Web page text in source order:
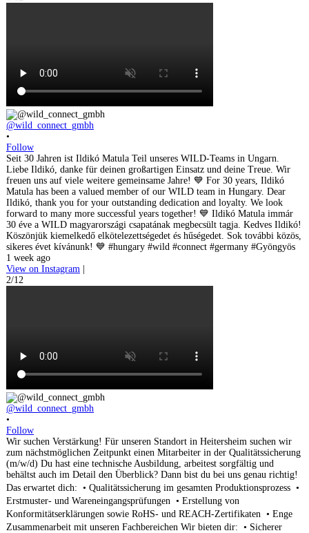
@wild_connect_gmbh
•
Follow
Seit 30 Jahren ist Ildikó Matula Teil unseres WILD-Teams in Ungarn.
Liebe Ildikó, danke für deinen großartigen Einsatz und deine Treue. Wir
freuen uns auf viele weitere gemeinsame Jahre! 💙 For 30 years, Ildikó
Matula has been a valued member of our WILD team in Hungary. Dear
Ildikó, thank you for your outstanding dedication and loyalty. We look
forward to many more successful years together! 💙 Ildikó Matula immár
30 éve a WILD magyarországi csapatának megbecsült tagja. Kedves Ildikó!
Köszönjük kiemelkedő elkötelezettségedet és hűségedet. Sok további közös,
sikeres évet kívánunk! 💙 #hungary #wild #connect #germany #Gyöngyös
1 week ago
View on Instagram |
2/12
@wild_connect_gmbh
•
Follow
Wir suchen Verstärkung! Für unseren Standort in Heitersheim suchen wir
zum nächstmöglichen Zeitpunkt einen Mitarbeiter in der Qualitätssicherung
(m/w/d) Du hast eine technische Ausbildung, arbeitest sorgfältig und
behältst auch im Detail den Überblick? Dann bist du bei uns genau richtig!
Das erwartet dich: • Qualitätssicherung im gesamten Produktionsprozess •
Erstmuster- und Wareneingangsprüfungen • Erstellung von
Konformitätserklärungen sowie RoHS- und REACH-Zertifikaten • Enge
Zusammenarbeit mit unseren Fachbereichen Wir bieten dir: • Sicherer